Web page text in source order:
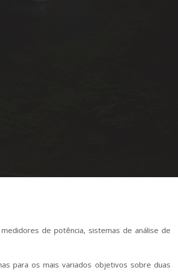
de potência, sistemas de análise de
para os mais variados objetivos sobre duas